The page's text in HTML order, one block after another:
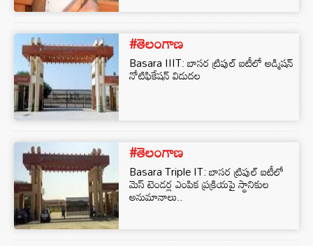
#తెలంగాణ
Basara IIIT: బాసర ట్రిపుల్ ఐటీలో అడ్మిషన్
నోటిఫికేషన్ విడుదల
#తెలంగాణ
Basara Triple IT: బాసర ట్రిపుల్ ఐటీలో
మెస్ టెండర్ల ఎంపిక ప్రక్రియపై స్థానికుల
అనుమానాలు..